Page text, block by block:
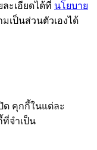
ะเอียดได้ที่ นโยบาย
เป็นส่วนตัวเองได้
ด คุกกี้ในแต่ละ
ที่จำเป็น